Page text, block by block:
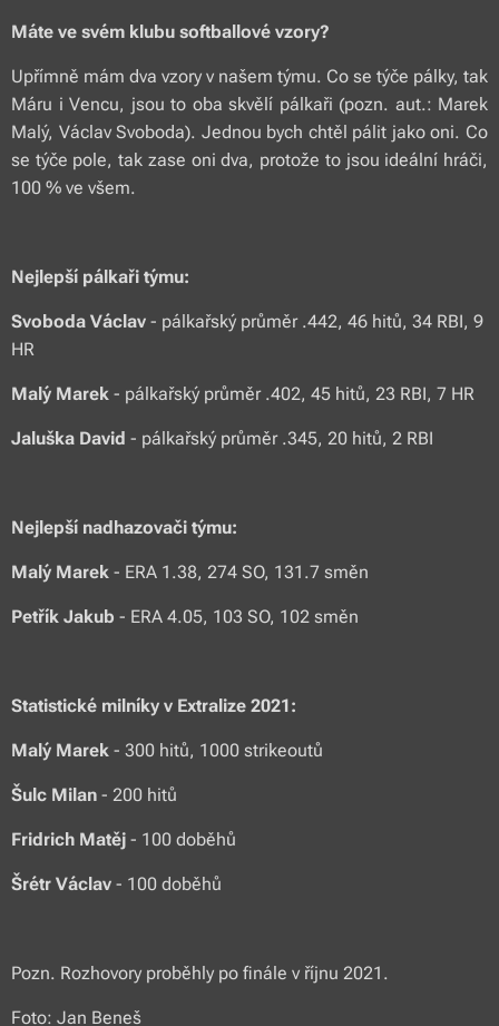
Máte ve svém klubu softballové vzory?
Upřímně mám dva vzory v našem týmu. Co se týče pálky, tak
Máru i Vencu, jsou to oba skvělí pálkaři (pozn. aut.: Marek
Malý, Václav Svoboda). Jednou bych chtěl pálit jako oni. Co
se týče pole, tak zase oni dva, protože to jsou ideální hráči,
100 % ve všem.
Nejlepší pálkaři týmu:
Svoboda Václav - pálkařský průměr .442, 46 hitů, 34 RBI, 9
HR
Malý Marek - pálkařský průměr .402, 45 hitů, 23 RBI, 7 HR
Jaluška David - pálkařský průměr .345, 20 hitů, 2 RBI
Nejlepší nadhazovači týmu:
Malý Marek - ERA 1.38, 274 SO, 131.7 směn
Petřík Jakub - ERA 4.05, 103 SO, 102 směn
Statistické milníky v Extralize 2021:
Malý Marek - 300 hitů, 1000 strikeoutů
Šulc Milan - 200 hitů
Fridrich Matěj - 100 doběhů
Šrétr Václav - 100 doběhů
Pozn. Rozhovory proběhly po finále v říjnu 2021.
Foto: Jan Beneš